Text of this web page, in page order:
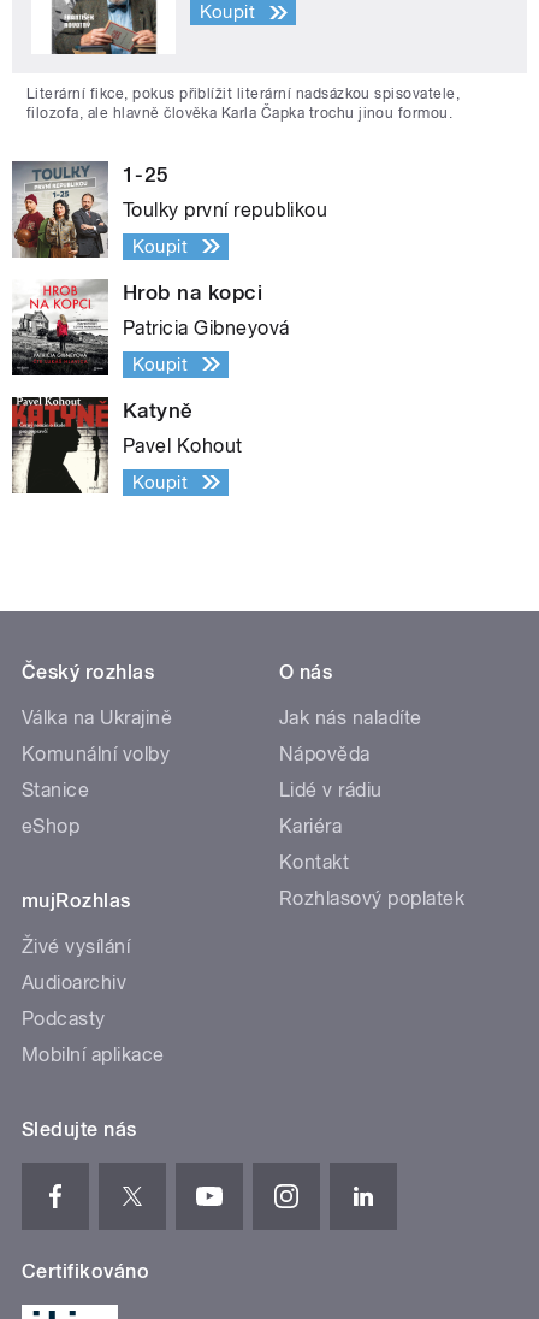
Koupit
Literární fikce, pokus přiblížit literární nadsázkou spisovatele,
filozofa, ale hlavně člověka Karla Čapka trochu jinou formou.
1-25
Toulky první republikou
Koupit
Hrob na kopci
Patricia Gibneyová
Koupit
Katyně
Pavel Kohout
Koupit
Český rozhlas
Válka na Ukrajině
Komunální volby
Stanice
eShop
mujRozhlas
Živé vysílání
Audioarchiv
Podcasty
Mobilní aplikace
O nás
Jak nás naladíte
Nápověda
Lidé v rádiu
Kariéra
Kontakt
Rozhlasový poplatek
Sledujte nás
Certifikováno